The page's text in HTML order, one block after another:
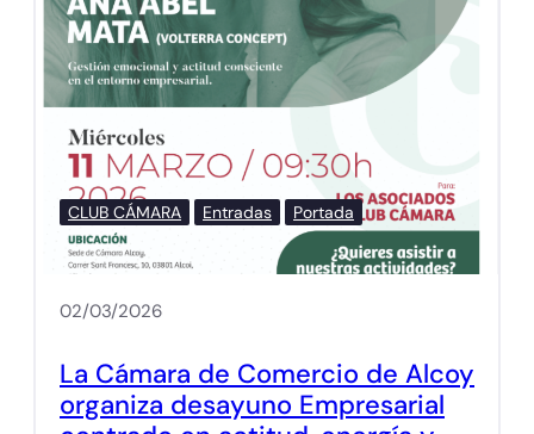
CLUB CÁMARA Entradas Portada
02/03/2026
La Cámara de Comercio de Alcoy
organiza desayuno Empresarial